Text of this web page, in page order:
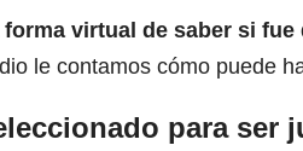
virtual de saber si
le contamos cómo puede
para ser